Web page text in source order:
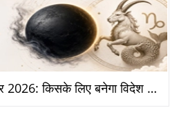
राहु का मकर राशि में गोचर 2026: किसके लिए बनेगा विदेश और तरक्की का योग?